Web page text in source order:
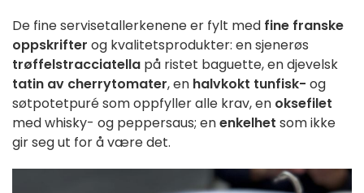
De fine servisetallerkenene er fylt med fine franske
oppskrifter og kvalitetsprodukter: en sjenerøs
trøffelstracciatella på ristet baguette, en djevelsk
tatin av cherrytomater, en halvkokt tunfisk- og
søtpotetpuré som oppfyller alle krav, en oksefilet
med whisky- og peppersaus; enenkelhet som ikke
gir seg ut for å være det.